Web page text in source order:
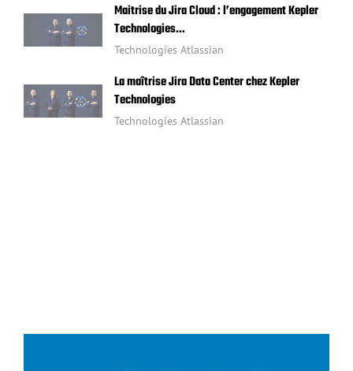
Maitrise du Jira Cloud : l’engagement Kepler
Technologies…
Technologies Atlassian
La maîtrise Jira Data Center chez Kepler
Technologies
Technologies Atlassian